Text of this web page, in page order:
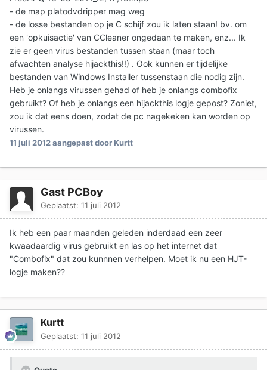
- de map platodvdripper mag weg
- de losse bestanden op je C schijf zou ik laten staan! bv. om
een 'opkuisactie' van CCleaner ongedaan te maken, enz... Ik
zie er geen virus bestanden tussen staan (maar toch
afwachten analyse hijackthis!!) . Ook kunnen er tijdelijke
bestanden van Windows Installer tussenstaan die nodig zijn.
Heb je onlangs virussen gehad of heb je onlangs combofix
gebruikt? Of heb je onlangs een hijackthis logje gepost? Zoniet,
zou ik dat eens doen, zodat de pc nagekeken kan worden op
virussen.
11 juli 2012aangepast door Kurtt
Gast PCBoy
Geplaatst: 11 juli 2012
Ik heb een paar maanden geleden inderdaad een zeer
kwaadaardig virus gebruikt en las op het internet dat
"Combofix" dat zou kunnnen verhelpen. Moet ik nu een HJT-
logje maken??
Kurtt
Geplaatst: 11 juli 2012